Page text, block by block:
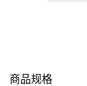
商品规格